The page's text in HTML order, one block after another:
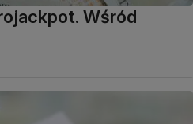
Wśród